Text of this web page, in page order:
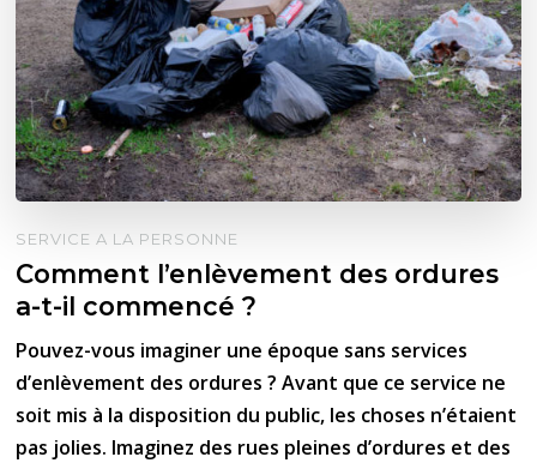
SERVICE A LA PERSONNE
Comment l’enlèvement des ordures
a-t-il commencé ?
Pouvez-vous imaginer une époque sans services
d’enlèvement des ordures ? Avant que ce service ne
soit mis à la disposition du public, les choses n’étaient
pas jolies. Imaginez des rues pleines d’ordures et des